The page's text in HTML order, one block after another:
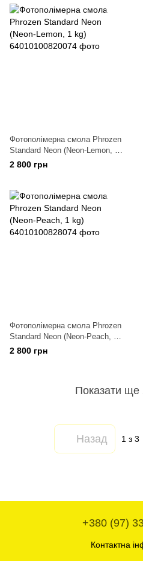
Фотополімерна смола Phrozen
Standard Neon (Neon-Lemon, 1
kg)
2 800 грн
Фотополімерна смола Phrozen
Standard Neon (Neon-Peach, 1
kg)
2 800 грн
Показати ще
Назад 1 з 3
+380 (97)
Контактна